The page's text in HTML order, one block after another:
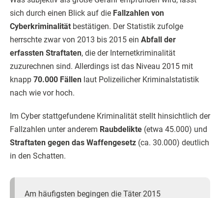
sich durch einen Blick auf die Fallzahlen von
Cyberkriminalität bestätigen. Der Statistik zufolge
herrschte zwar von 2013 bis 2015 ein Abfall der
erfassten Straftaten, die der Internetkriminalität
zuzurechnen sind. Allerdings ist das Niveau 2015 mit
knapp 70.000 Fällen laut Polizeilicher Kriminalstatistik
nach wie vor hoch.
Im Cyber stattgefundene Kriminalität stellt hinsichtlich der
Fallzahlen unter anderem Raubdelikte (etwa 45.000) und
Straftaten gegen das Waffengesetz (ca. 30.000) deutlich
in den Schatten.
Am häufigsten begingen die Täter 2015